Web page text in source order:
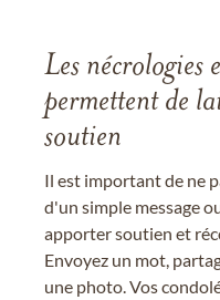
Les nécrologies
permettent de
soutien
Il est important de ne
d'un simple message
apporter soutien et
Envoyez un mot,
une photo. Vos